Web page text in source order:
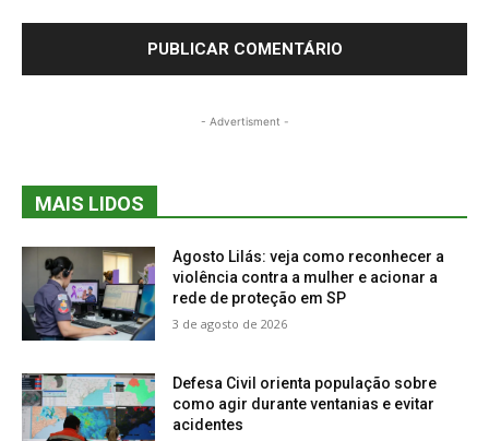
- Advertisment -
MAIS LIDOS
Agosto Lilás: veja como reconhecer a
violência contra a mulher e acionar a
rede de proteção em SP
3 de agosto de 2026
Defesa Civil orienta população sobre
como agir durante ventanias e evitar
acidentes